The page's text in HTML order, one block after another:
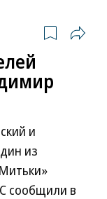
и
из
сообщили в